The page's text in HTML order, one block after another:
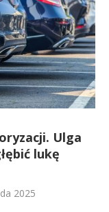
Ulga
lukę
2025